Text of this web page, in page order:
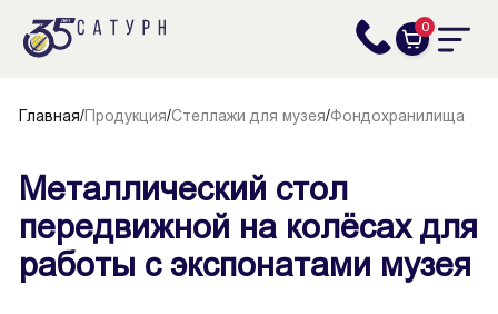
0
Главная/Продукция/Стеллажи для музея/Фондохранилища
Металлический стол
передвижной на колёсах для
работы с экспонатами музея